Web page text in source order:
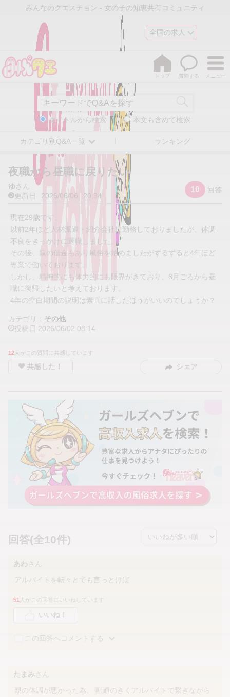
みんなのクエスチョン - 女の子の知恵共有コミュニティ
全国の求人
トップ 質問する メニュー
タイトルから検索 本文も含めて検索
カテゴリ別Q&A一覧 ランキング
夜職から昼職に戻りたい
ゆさん
更新日
2026/06/06 20:34
10 回答
現在29歳です。
以前2年ほど人材派遣・紹介会社に勤務しておりましたが、体調
不良をきっかけに退職しました。
その後、親の借金もあり風俗を始めましたがずるずると4年ほど
専業で働いております。
しかし、精神的にも体力的にも限界がきており、8月ごろから昼
職に復帰したいと考えております。
4年の空白期間の説明は素直に話したほうがいいのでしょうか？
カテゴリ： その他
投稿日 2026/06/02 08:14
12 人がこの質問に共感しています
共感した！ シェア
回答(全10件)
あわさん
アルバイトを転々とでも言っとけば
51 人がこの回答にいいねしています
いいね！
この回答へコメントする
たまみさん
親の体調が悪かった為、 融通のきくアルバイトで繋ぎながら